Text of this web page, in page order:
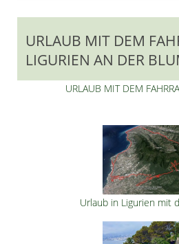
URLAUB MIT DEM
LIGURIEN AN DER
URLAUB MIT DEM
Urlaub in Ligurien mit